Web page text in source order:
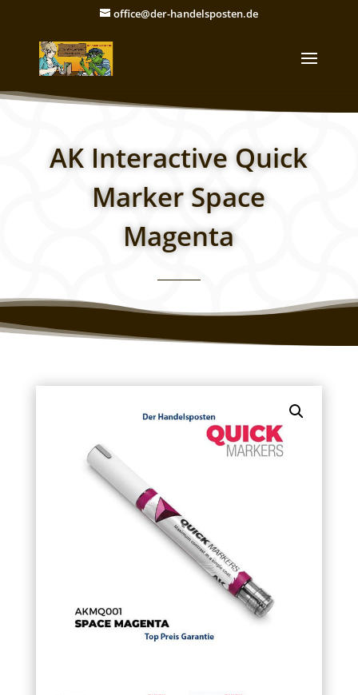
office@der-handelsposten.de
AK Interactive Quick
Marker Space
Magenta